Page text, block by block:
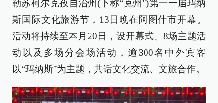
勒苏柯尔克孜自治州(下称“克州”)第十一届玛纳
斯国际文化旅游节，13日晚在阿图什市开幕。
活动将持续至本月20日，设开幕式、8场主题活
动以及多场分会场活动，逾300名中外宾客
以“玛纳斯”为主题，共话文化交流、文旅合作。